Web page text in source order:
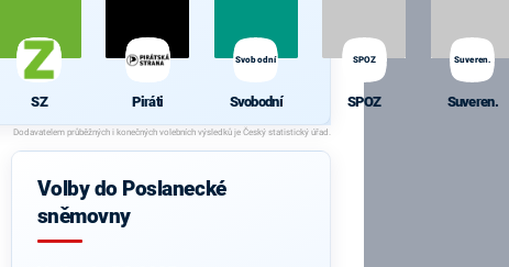
SZ Piráti
Svobodní
Svobodní
SPOZ
SPOZ
Suveren.
Suveren.
Volby do Poslanecké
sněmovny